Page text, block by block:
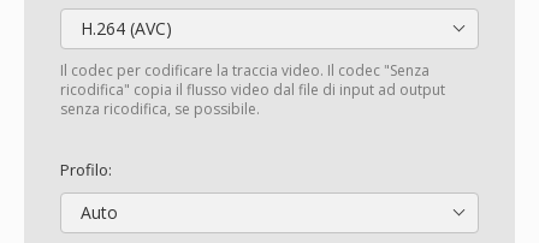
H.264 (AVC)
Il codec per codificare la traccia video. Il codec "Senza
ricodifica" copia il flusso video dal file di input ad output
senza ricodifica, se possibile.
Profilo:
Auto